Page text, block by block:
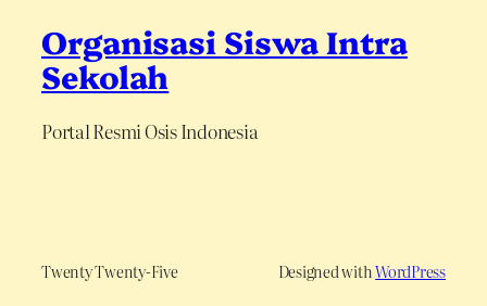
Organisasi Siswa Intra
Sekolah
Portal Resmi Osis Indonesia
Twenty Twenty-Five Designed withWordPress